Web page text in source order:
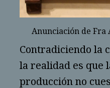
Anunciación de Fra
Contradiciendo la
la realidad es que
producción no